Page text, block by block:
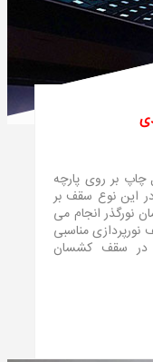
بر روی پارچه‌
این نوع سقف بر
نورگذر انجام می‌
مناسبی
در سقف کشسان